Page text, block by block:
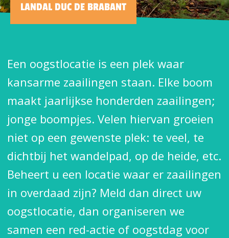
LANDAL DUC DE BRABANT
Een oogstlocatie is een plek waar
kansarme zaailingen staan. Elke boom
maakt jaarlijkse honderden zaailingen;
jonge boompjes. Velen hiervan groeien
niet op een gewenste plek: te veel, te
dichtbij het wandelpad, op de heide, etc.
Beheert u een locatie waar er zaailingen
in overdaad zijn? Meld dan direct uw
oogstlocatie, dan organiseren we
samen een red-actie of oogstdag voor